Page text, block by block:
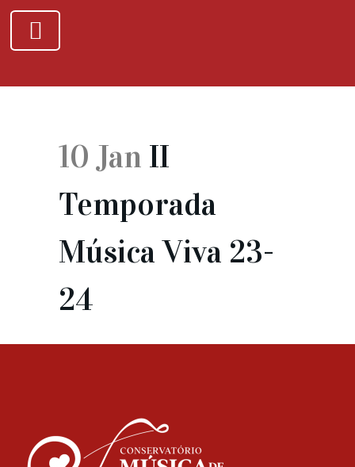
10 Jan II
Temporada
Música Viva 23-
24